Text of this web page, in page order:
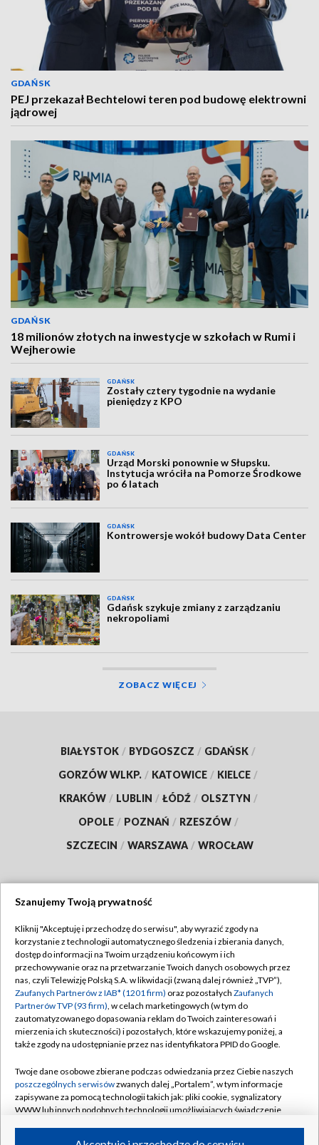
GDAŃSK
PEJ przekazał Bechtelowi teren pod budowę elektrowni
jądrowej
GDAŃSK
18 milionów złotych na inwestycje w szkołach w Rumi i
Wejherowie
GDAŃSK
Zostały cztery tygodnie na wydanie
pieniędzy z KPO
GDAŃSK
Urząd Morski ponownie w Słupsku.
Instytucja wróciła na Pomorze Środkowe
po 6 latach
GDAŃSK
Kontrowersje wokół budowy Data Center
GDAŃSK
Gdańsk szykuje zmiany z zarządzaniu
nekropoliami
ZOBACZ WIĘCEJ
BIAŁYSTOK / BYDGOSZCZ / GDAŃSK /
GORZÓW WLKP. / KATOWICE / KIELCE /
KRAKÓW / LUBLIN / ŁÓDŹ / OLSZTYN /
OPOLE / POZNAŃ / RZESZÓW /
SZCZECIN / WARSZAWA / WROCŁAW
TVP
Abonament TVP
Emisja w TVP
Centrum informacji TVP
Naziemna Telewizja Cyfrowa
Rada Programowa
System NOS
Informacje o nadawcy
Regulamin TVP
Polityka prywatności
Moje zgody
Pomoc
Kontakt
Kanały
Szanujemy Twoją prywatność
Kliknij "Akceptuję i przechodzę do serwisu", aby wyrazić zgody na
korzystanie z technologii automatycznego śledzenia i zbierania danych,
dostęp do informacji na Twoim urządzeniu końcowym i ich
przechowywanie oraz na przetwarzanie Twoich danych osobowych przez
nas, czyli Telewizję Polską S.A. w likwidacji (zwaną dalej również „TVP”),
Zaufanych Partnerów z IAB* (1201 firm) oraz pozostałych Zaufanych
Partnerów TVP (93 firm), w celach marketingowych (w tym do
zautomatyzowanego dopasowania reklam do Twoich zainteresowań i
mierzenia ich skuteczności) i pozostałych, które wskazujemy poniżej, a
także zgody na udostępnianie przez nas identyfikatora PPID do Google.
Twoje dane osobowe zbierane podczas odwiedzania przez Ciebie naszych
poszczególnych serwisówzwanych dalej „Portalem”, w tym informacje
zapisywane za pomocą technologii takich jak: pliki cookie, sygnalizatory
WWW lub innych podobnych technologii umożliwiających świadczenie